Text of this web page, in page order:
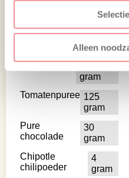
Alleen
Rundergehakt 1000
gram
Gepelde
tomatenblokjes
800
gram
Kidneybonen
gram
Tomatenpuree 125
gram
Pure
chocolade
30
gram
Chipotle
chilipoeder
4
gram